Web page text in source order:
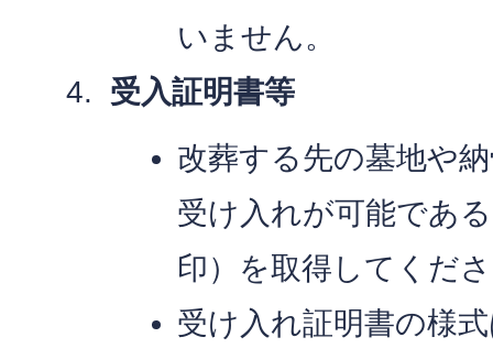
いません。
受入証明書等
改葬する先の墓地や
受け入れが可能であ
印）を取得してくだ
受け入れ証明書の様